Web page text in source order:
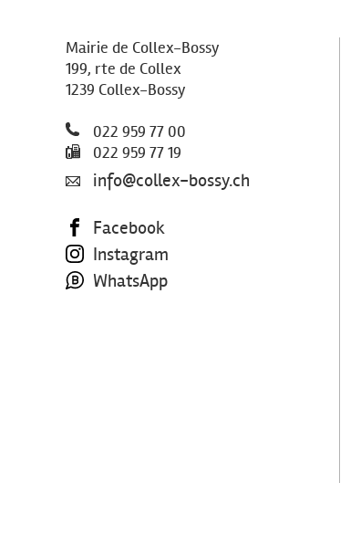
Mairie de Collex-Bossy
199, rte de Collex
1239 Collex-Bossy
022 959 77 00
022 959 77 19
info@collex-bossy.ch
Facebook
Instagram
WhatsApp